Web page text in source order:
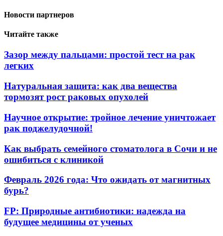
Новости партнеров
Читайте также
Зазор между пальцами: простой тест на рак
легких
Натуральная защита: как два вещества
тормозят рост раковых опухолей
Научное открытие: тройное лечение уничтожает
рак поджелудочной!
Как выбрать семейного стоматолога в Сочи и не
ошибиться с клиникой
Февраль 2026 года: Что ожидать от магнитных
бурь?
FP: Природные антибиотики: надежда на
будущее медицины от ученых